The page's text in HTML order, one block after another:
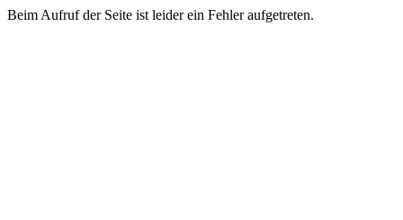
Beim Aufruf der Seite ist leider ein Fehler aufgetreten.